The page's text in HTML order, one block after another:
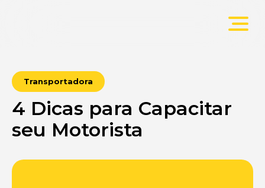
Transportadora
4 Dicas para Capacitar
seu Motorista